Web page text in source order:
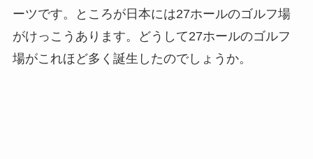
ーツです。ところが日本には27ホールのゴルフ場
がけっこうあります。どうして27ホールのゴルフ
場がこれほど多く誕生したのでしょうか。